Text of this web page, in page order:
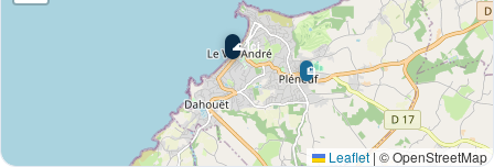
🌊 Ici
🏨
Leaflet | © OpenStreetMap